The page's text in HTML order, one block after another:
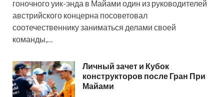
гоночного уик-энда в Майами один из руководителей
австрийского концерна посоветовал
соотечественнику заниматься делами своей
команды,…
Личный зачет и Кубок
конструкторов после Гран При
Майами